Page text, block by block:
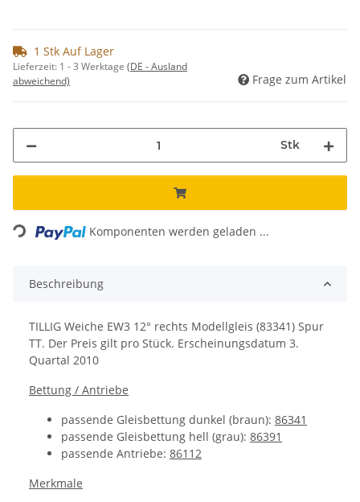
1 Stk Auf Lager
Lieferzeit: 1 - 3 Werktage (DE - Ausland
abweichend)
Frage zum Artikel
Stk
Komponenten werden geladen ...
Beschreibung
TILLIG Weiche EW3 12° rechts Modellgleis (83341) Spur
TT. Der Preis gilt pro Stück. Erscheinungsdatum 3.
Quartal 2010
Bettung / Antriebe
passende Gleisbettung dunkel (braun): 86341
passende Gleisbettung hell (grau): 86391
passende Antriebe: 86112
Merkmale